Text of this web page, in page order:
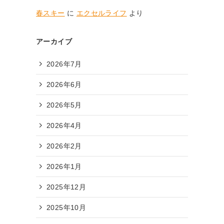
春スキー に エクセルライフ より
アーカイブ
2026年7月
2026年6月
2026年5月
2026年4月
2026年2月
2026年1月
2025年12月
2025年10月